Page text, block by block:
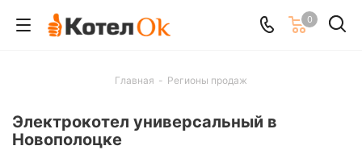
0
Главная - Регионы продаж
Электрокотел универсальный в
Новополоцке